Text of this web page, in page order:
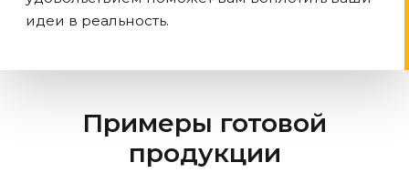
идеи в реальность.
Примеры готовой
продукции